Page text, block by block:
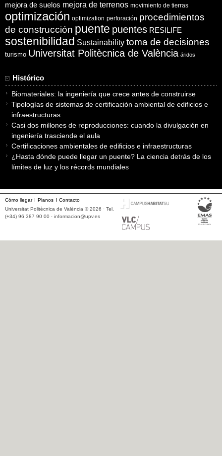
mejora de suelos mejora de terrenos movimiento de tierras
optimización optimization perforación procedimientos
de construcción puente puentes RESILIFE
sostenibilidad Sustainability toma de decisiones
turismo Universitat Politècnica de València áridos
Histórico
Biomateriales: la ingeniería que crece antes de construirse
Tipologías de sistemas de certificación ambiental de edificios e
infraestructuras
Casi dos millones de reproducciones: cuando la divulgación en
ingeniería trasciende el aula
Certificaciones ambientales de edificios e infraestructuras
¿Hasta dónde puede llegar un puente? La ciencia detrás de los
límites de luz y los récords mundiales
Cómo llegar Planos
Contacto
Universitat Politècnica de València © 2026 · Tel.
(+34) 96 387 90 00 · informacion@upv.es